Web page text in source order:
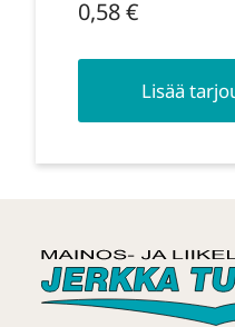
0,58€
Lisää